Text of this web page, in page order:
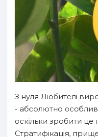
З нуля Любителі
- абсолютно
оскільки зробити це
Стратифікація,